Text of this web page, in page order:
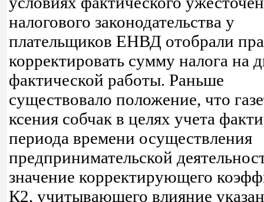
налогового законодательства у
плательщиков ЕНВД отобрали
корректировать сумму налога на
фактической работы. Раньше
существовало положение, что
ксения собчак в целях учета
периода времени осуществления
предпринимательской
значение корректирующего
К2, учитывающего влияние